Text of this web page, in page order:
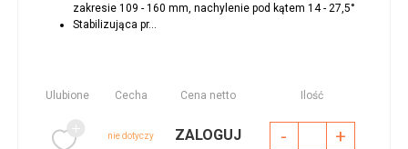
zakresie 109 - 160 mm, nachylenie pod kątem 14 - 27,5°
Stabilizująca pr...
Ulubione Cecha Cena netto Ilość
nie dotyczy ZALOGUJ - +